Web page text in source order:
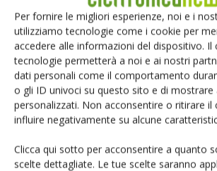
Per fornire le migliori esperienze, noi e i
utilizziamo tecnologie come i cookie per
accedere alle informazioni del dispositivo. Il
tecnologie permetterà a noi e ai nostri
dati personali come il comportamento
o gli ID univoci su questo sito e di mostrare
personalizzati. Non acconsentire o ritirare il
influire negativamente su alcune
Clicca qui sotto per acconsentire a quanto
scelte dettagliate. Le tue scelte saranno
agentica per l’EDA
LASCIA UN COMMENTO